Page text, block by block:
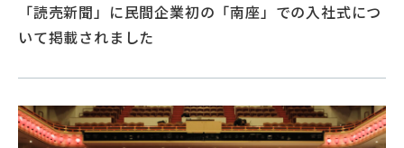
「読売新聞」に民間企業初の「南座」での入社式につ
いて掲載されました